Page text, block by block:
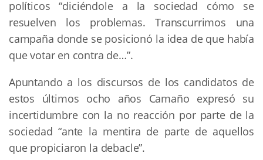
políticos “diciéndole a la sociedad cómo se
resuelven los problemas. Transcurrimos una
campaña donde se posicionó la idea de que había
que votar en contra de…”.
Apuntando a los discursos de los candidatos de
estos últimos ocho años Camaño expresó su
incertidumbre con la no reacción por parte de la
sociedad “ante la mentira de parte de aquellos
que propiciaron la debacle”.